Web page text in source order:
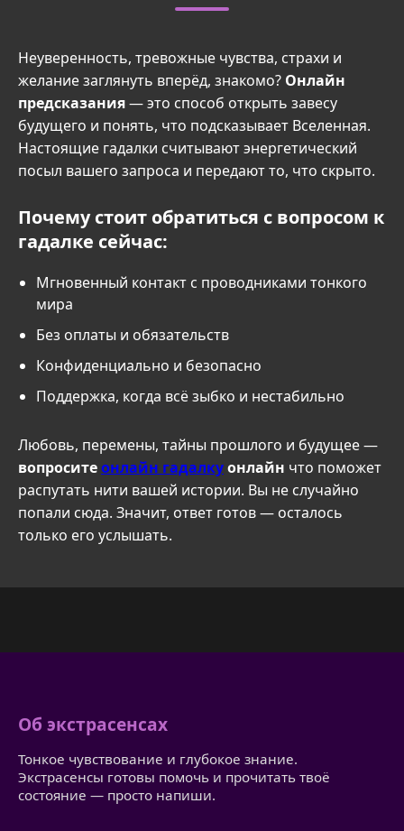
Неуверенность, тревожные чувства, страхи и
желание заглянуть вперёд, знакомо? Онлайн
предсказания— это способ открыть завесу
будущего и понять, что подсказывает Вселенная.
Настоящие гадалки считывают энергетический
посыл вашего запроса и передают то, что скрыто.
Почему стоит обратиться с вопросом к
гадалке сейчас:
Мгновенный контакт с проводниками тонкого
мира
Без оплаты и обязательств
Конфиденциально и безопасно
Поддержка, когда всё зыбко и нестабильно
Любовь, перемены, тайны прошлого и будущее —
вопроситеонлайн гадалкуонлайн что поможет
распутать нити вашей истории. Вы не случайно
попали сюда. Значит, ответ готов — осталось
только его услышать.
Об экстрасенсах
Тонкое чувствование и глубокое знание.
Экстрасенсы готовы помочь и прочитать твоё
состояние — просто напиши.